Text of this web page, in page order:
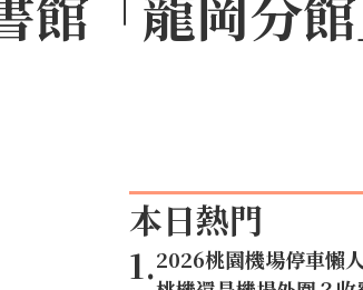
本日熱門
1.2026桃園機場停車懶